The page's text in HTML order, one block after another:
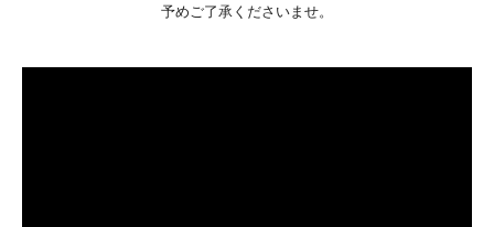
予めご了承くださいませ。